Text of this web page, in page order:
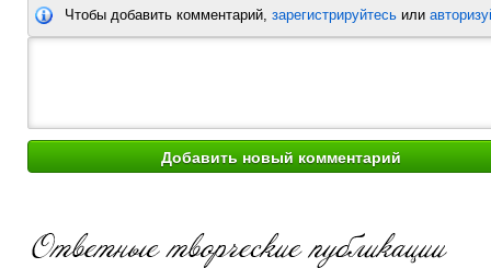
Чтобы добавить комментарий, зарегистрируйтесь или